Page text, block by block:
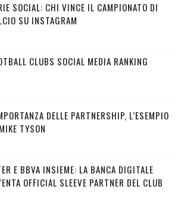
SOCIAL: CHI VINCE IL CAMPIONATO DI
SU INSTAGRAM
CLUBS SOCIAL MEDIA RANKING
DELLE PARTNERSHIP, L’ESEMPIO
TYSON
E BBVA INSIEME: LA BANCA DIGITALE
OFFICIAL SLEEVE PARTNER DEL CLUB